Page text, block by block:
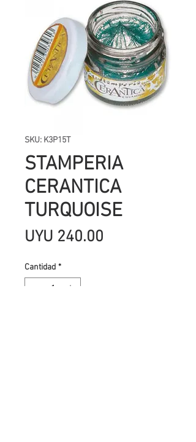
SKU: K3P15T
STAMPERIA
CERANTICA
TURQUOISE
UYU 240.00
Cantidad *